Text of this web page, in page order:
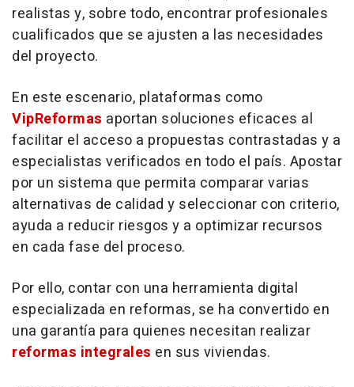
realistas y, sobre todo, encontrar profesionales
cualificados que se ajusten a las necesidades
del proyecto.
En este escenario, plataformas como
VipReformas aportan soluciones eficaces al
facilitar el acceso a propuestas contrastadas y a
especialistas verificados en todo el país. Apostar
por un sistema que permita comparar varias
alternativas de calidad y seleccionar con criterio,
ayuda a reducir riesgos y a optimizar recursos
en cada fase del proceso.
Por ello, contar con una herramienta digital
especializada en reformas, se ha convertido en
una garantía para quienes necesitan realizar
reformas integrales en sus viviendas.